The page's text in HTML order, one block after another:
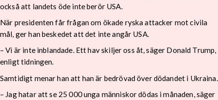
också att landets öde inte berör USA.
När presidenten får frågan om ökade ryska attacker mot civila
mål, ger han beskedet att det inte angår USA.
– Vi är inte inblandade. Ett hav skiljer oss åt, säger Donald Trump,
enligt tidningen.
Samtidigt menar han att han är bedrövad över dödandet i Ukraina.
– Jag hatar att se 25 000 unga människor dödas i månaden, säger